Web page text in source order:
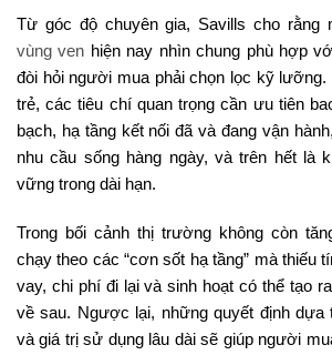
Từ góc độ chuyên gia, Savills cho rằng
vùng ven hiện nay nhìn chung phù hợp
đòi hỏi người mua phải chọn lọc kỹ
trẻ, các tiêu chí quan trọng cần ưu tiên
bạch, hạ tầng kết nối đã và đang vận
nhu cầu sống hàng ngày, và trên hết là
vững trong dài hạn.
Trong bối cảnh thị trường không còn
chạy theo các “cơn sốt hạ tầng” mà thiếu
vay, chi phí đi lại và sinh hoạt có thể tạo
về sau. Ngược lại, những quyết định dựa
và giá trị sử dụng lâu dài sẽ giúp người